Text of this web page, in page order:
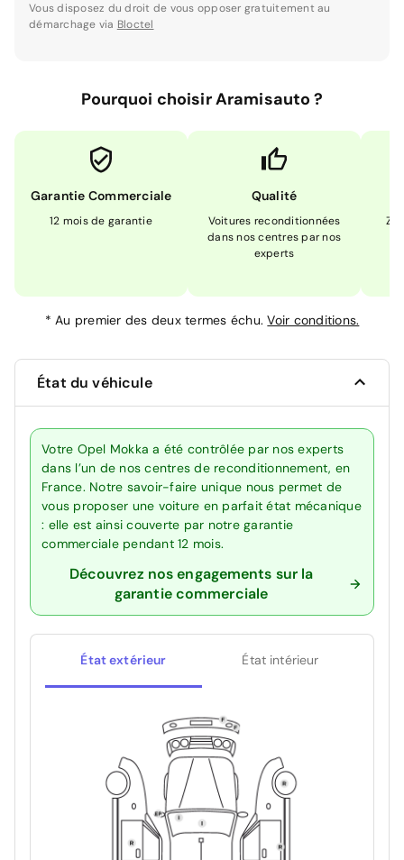
Vous disposez du droit de vous opposer gratuitement au
démarchage via Bloctel
Pourquoi choisir Aramisauto ?
Garantie Commerciale
12 mois de garantie
Qualité
Voitures reconditionnées
dans nos centres par nos
experts
*Au premier des deux termes échu.Voir conditions.
État du véhicule
Votre Opel Mokka a été contrôlée par nos experts
dans l’un de nos centres de reconditionnement, en
France. Notre savoir-faire unique nous permet de
vous proposer une voiture en parfait état mécanique
: elle est ainsi couverte par notre garantie
commerciale pendant 12 mois.
Découvrez nos engagements sur la
garantie commerciale
État extérieur État intérieur